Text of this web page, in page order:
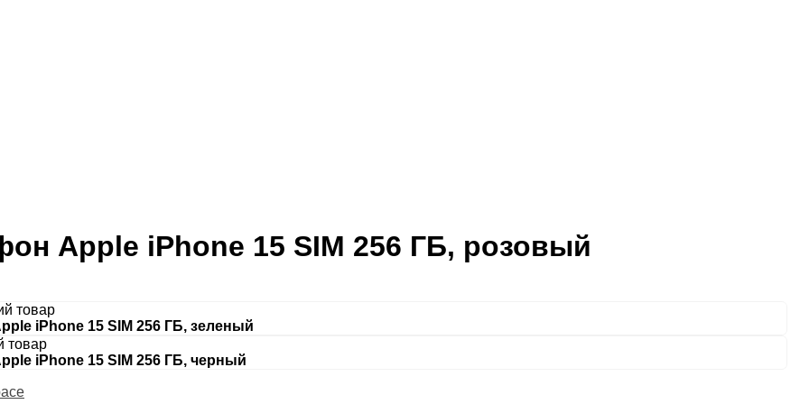
Apple iPhone 15 SIM 256 ГБ, розовый
товар
iPhone 15 SIM 256 ГБ, зеленый
товар
iPhone 15 SIM 256 ГБ, черный